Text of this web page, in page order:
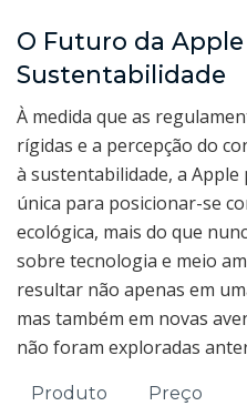
O Futuro da Apple
Sustentabilidade
À medida que as
rígidas e a percepção do
à sustentabilidade, a
única para posicionar-se
ecológica, mais do que
sobre tecnologia e meio
resultar não apenas em
mas também em novas
não foram exploradas
Produto
Preço